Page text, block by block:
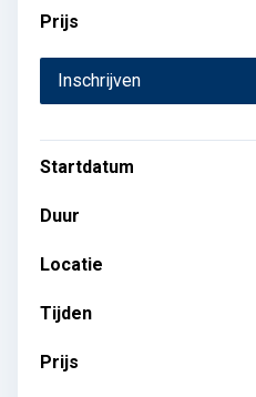
Prijs
Inschrijven
Startdatum
Duur
Locatie
Tijden
Prijs